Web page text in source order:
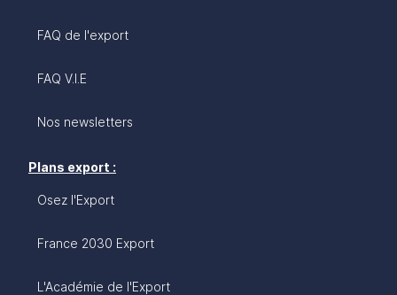
FAQ de l'export
FAQ V.I.E
Nos newsletters
Plans export :
Osez l'Export
France 2030 Export
L'Académie de l'Export